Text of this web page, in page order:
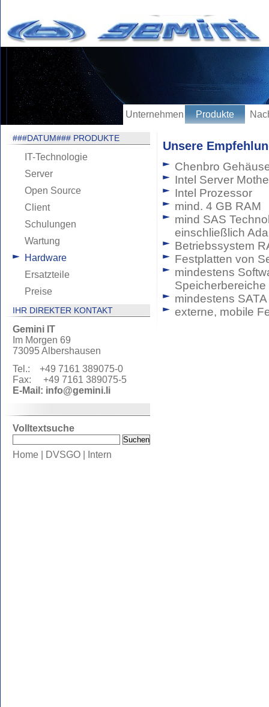
Unternehmen Produkte
###DATUM### PRODUKTE
IT-Technologie
Server
Open Source
Client
Schulungen
Wartung
Hardware
Ersatzteile
Preise
IHR DIREKTER KONTAKT
Gemini IT
Im Morgen 69
73095 Albershausen
Tel.: +49 7161 389075-0
Fax: +49 7161 389075-5
E-Mail: info@gemini.li
Volltextsuche
Home DVSGO Intern
Unsere
Chenbro
Intel Server
Intel Prozessor
mind. 4 GB RAM
mind SAS
einschließlich
Betriebssystem
Festplatten von
mindestens
Speicherbereiche
mindestens
externe, mobile